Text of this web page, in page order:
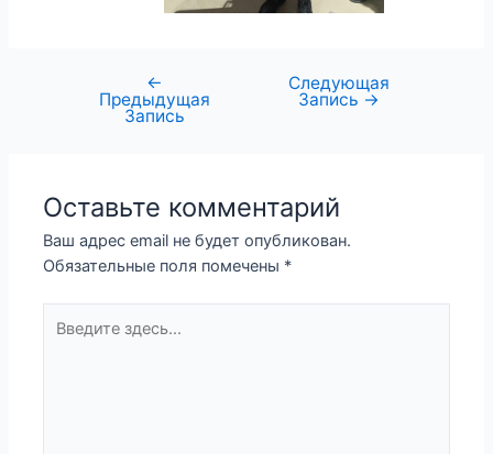
←
Предыдущая
Запись
Следующая
Запись →
Оставьте комментарий
Ваш адрес email не будет опубликован.
Обязательные поля помечены *
здесь...